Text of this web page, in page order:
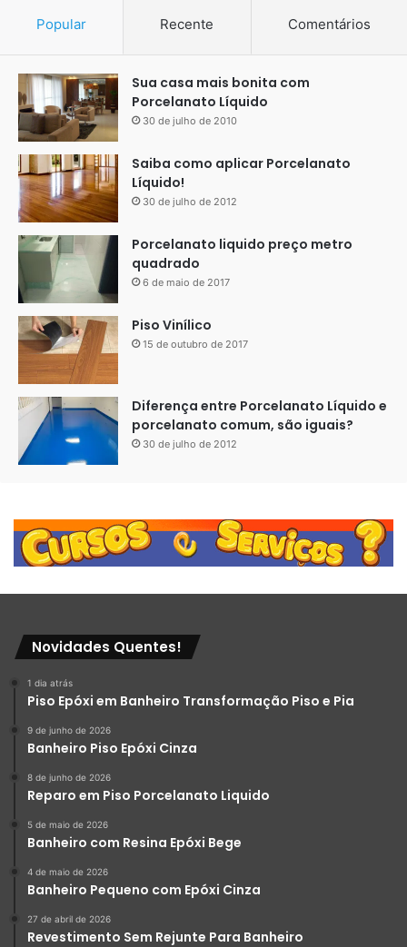
Popular Recente Comentários
Sua casa mais bonita com
Porcelanato Líquido
30 de julho de 2010
Saiba como aplicar Porcelanato
Líquido!
30 de julho de 2012
Porcelanato liquido preço metro
quadrado
6 de maio de 2017
Piso Vinílico
15 de outubro de 2017
Diferença entre Porcelanato Líquido e
porcelanato comum, são iguais?
30 de julho de 2012
Novidades Quentes!
1 dia atrás
Piso Epóxi em Banheiro Transformação Piso e Pia
9 de junho de 2026
Banheiro Piso Epóxi Cinza
8 de junho de 2026
Reparo em Piso Porcelanato Liquido
5 de maio de 2026
Banheiro com Resina Epóxi Bege
4 de maio de 2026
Banheiro Pequeno com Epóxi Cinza
27 de abril de 2026
Revestimento Sem Rejunte Para Banheiro